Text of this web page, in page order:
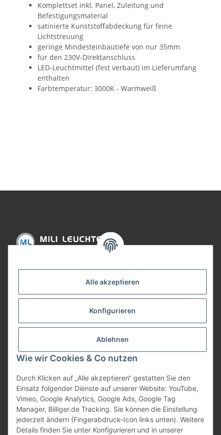
Alle akzeptieren
Konfigurieren
Ablehnen
Wie wir Cookies & Co nutzen
Durch Klicken auf „Alle akzeptieren“ gestatten Sie den
Einsatz folgender Dienste auf unserer Website: YouTube,
Vimeo, Google Analytics, Google Ads, Google Tag
Manager, Billiger.de Tracking. Sie können die Einstellung
jederzeit ändern (Fingerabdruck-Icon links unten). Weitere
Details finden Sie unter Konfigurieren und in unserer
Komplettset inkl. Panel, Zuleitung und
Befestigungsmaterial
satinierte Kunststoffabdeckung für feine
Lichtstreuung
geringe Mindesteinbautiefe von nur 35mm
für den 230V-Direktanschluss
LED-Leuchtmittel (fest verbaut) im Lieferumfang
enthalten
Farbtemperatur: 3000K - Warmweiß
Gesetzliche Informationen
Bezahlung
Vertrag widerrufen